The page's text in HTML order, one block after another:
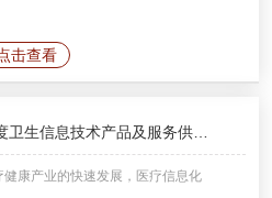
击查看
卫生信息技术产品及服务供…
康产业的快速发展，医疗信息化